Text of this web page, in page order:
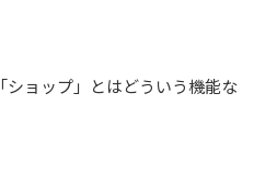
ョップ」とはどういう機能な